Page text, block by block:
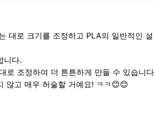
대로 크기를 조정하고 PLA의 일반적인 설
니다.
로 조정하여 더 튼튼하게 만들 수 있습니다.
않고 매우 허술할 거예요! ㅋㅋ😊😊